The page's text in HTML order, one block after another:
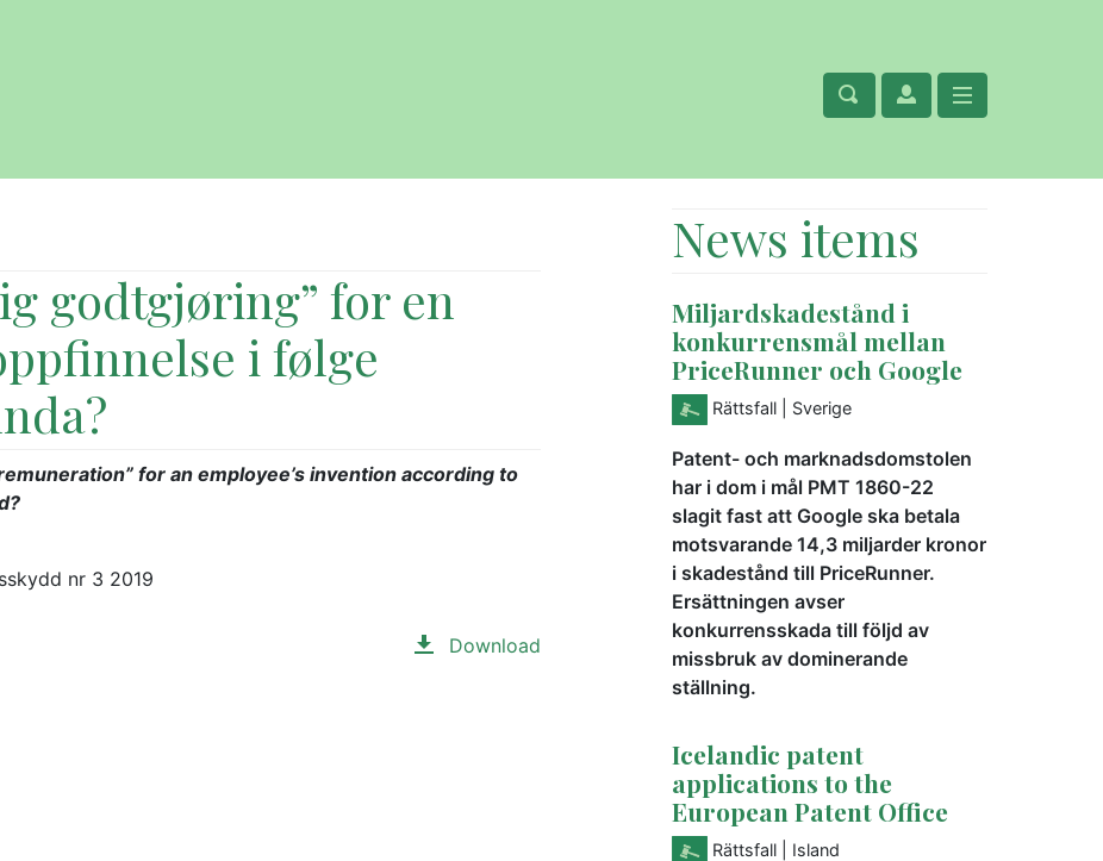
godtgjøring” for en
i følge
for an employee’s invention according to
nr 3 2019
Download
News items
Miljardskadestånd i
konkurrensmål mellan
PriceRunner och Google
Rättsfall | Sverige
Patent- och marknadsdomstolen
har i dom i mål PMT 1860-22
slagit fast att Google ska betala
motsvarande 14,3 miljarder kronor
i skadestånd till PriceRunner.
Ersättningen avser
konkurrensskada till följd av
missbruk av dominerande
ställning.
Icelandic patent
applications to the
European Patent Office
Rättsfall | Island